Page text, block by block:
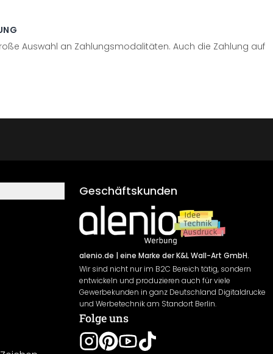
Auswahl an Zahlungsmodalitäten. Auch die Zahlung auf
Geschäftskunden
alenio.de | eine Marke der K&L Wall-Art GmbH.
Wir sind nicht nur im B2C Bereich tätig, sondern
entwickeln und produzieren auch für viele
Gewerbekunden in ganz Deutschland Digitaldrucke
und Werbetechnik am Standort Berlin.
Folge uns